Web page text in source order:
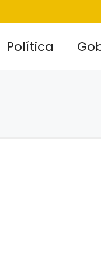
Política